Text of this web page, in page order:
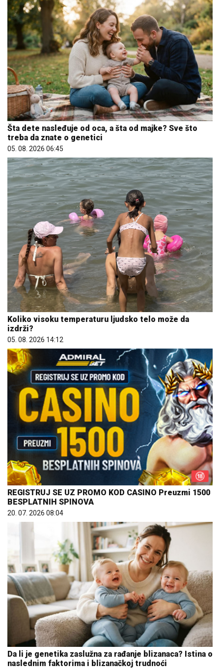
Šta dete nasleđuje od oca, a šta od majke? Sve što
treba da znate o genetici
05. 08. 2026 06:45
Koliko visoku temperaturu ljudsko telo može da
izdrži?
05. 08. 2026 14:12
REGISTRUJ SE UZ PROMO KOD CASINO Preuzmi 1500
BESPLATNIH SPINOVA
20. 07. 2026 08:04
Da li je genetika zaslužna za rađanje blizanaca? Istina o
naslednim faktorima i blizanačkoj trudnoći